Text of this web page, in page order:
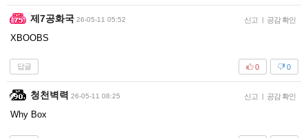
제7공화국 26-05-11 05:52 신고 | 공감 확인
XBOOBS
답글 0
0
청천벽력 26-05-11 08:25 신고 | 공감 확인
Why Box